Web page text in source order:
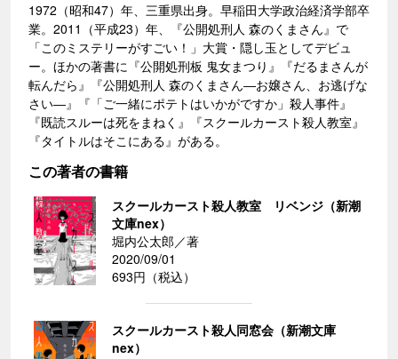
1972（昭和47）年、三重県出身。早稲田大学政治経済学部卒
業。2011（平成23）年、『公開処刑人 森のくまさん』で
「このミステリーがすごい！」大賞・隠し玉としてデビュ
ー。ほかの著書に『公開処刑板 鬼女まつり』『だるまさんが
転んだら』『公開処刑人 森のくまさん―お嬢さん、お逃げな
さい―』『「ご一緒にポテトはいかがですか」殺人事件』
『既読スルーは死をまねく』『スクールカースト殺人教室』
『タイトルはそこにある』がある。
この著者の書籍
スクールカースト殺人教室 リベンジ（新潮
文庫nex）
堀内公太郎／著
2020/09/01
693円（税込）
スクールカースト殺人同窓会（新潮文庫
nex）